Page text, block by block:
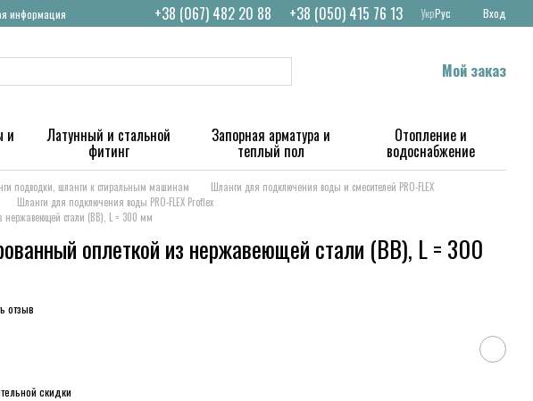
информация +38 (067) 482 20 88 +38 (050) 415 76 13 УкрРус Вход
Мой заказ
и Латунный и стальной
фитинг
Запорная арматура и
теплый пол
Отопление и
водоснабжение
подводки, шланги к стиральным машинам
Шланги для подключения воды и смесителей PRO-FLEX
Шланги для подключения воды PRO-FLEX Proflex
стали (ВВ), L = 300 мм
оплеткой из нержавеющей стали (ВВ), L = 300
отзыв
скидки